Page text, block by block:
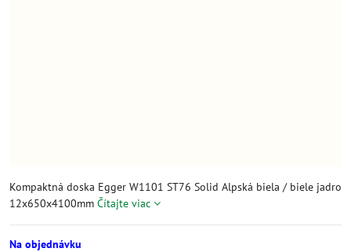
Kompaktná doska Egger W1101 ST76 Solid Alpská biela / biele jadro
12x650x4100mm Čítajte viac
Na objednávku